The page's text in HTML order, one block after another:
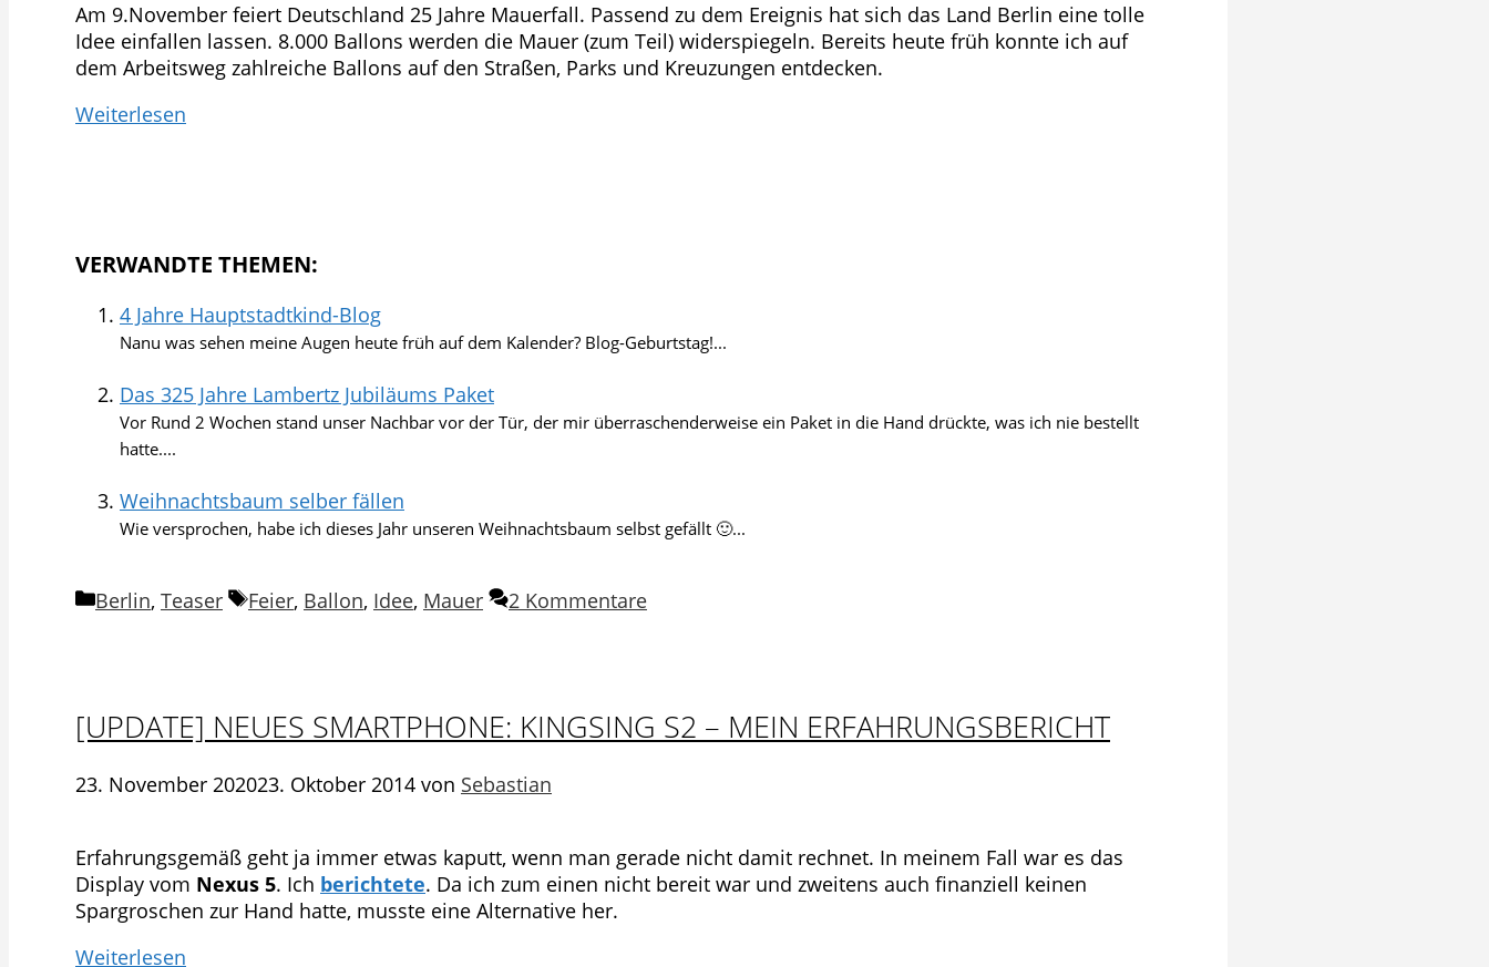
Am 9.November feiert Deutschland 25 Jahre Mauerfall. Passend zu dem Ereignis hat sich das Land Berlin eine tolle
Idee einfallen lassen. 8.000 Ballons werden die Mauer (zum Teil) widerspiegeln. Bereits heute früh konnte ich auf
dem Arbeitsweg zahlreiche Ballons auf den Straßen, Parks und Kreuzungen entdecken.
Weiterlesen
VERWANDTE THEMEN:
4 Jahre Hauptstadtkind-Blog
Nanu was sehen meine Augen heute früh auf dem Kalender? Blog-Geburtstag!...
Das 325 Jahre Lambertz Jubiläums Paket
Vor Rund 2 Wochen stand unser Nachbar vor der Tür, der mir überraschenderweise ein Paket in die Hand drückte, was ich nie bestellt
hatte....
Weihnachtsbaum selber fällen
Wie versprochen, habe ich dieses Jahr unseren Weihnachtsbaum selbst gefällt 🙂...
Kategorien
Berlin, Teaser Schlagwörter
Feier, Ballon, Idee, Mauer 2 Kommentare
[UPDATE] NEUES SMARTPHONE: KINGSING S2 – MEIN ERFAHRUNGSBERICHT
23. November 202023. Oktober 2014 von Sebastian
Erfahrungsgemäß geht ja immer etwas kaputt, wenn man gerade nicht damit rechnet. In meinem Fall war es das
Display vom Nexus 5. Ich berichtete. Da ich zum einen nicht bereit war und zweitens auch finanziell keinen
Spargroschen zur Hand hatte, musste eine Alternative her.
Weiterlesen